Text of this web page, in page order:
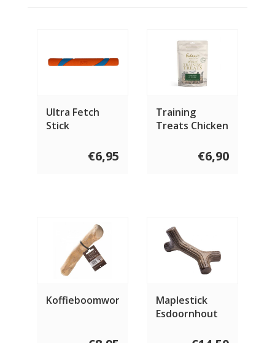
Ultra Fetch
Stick
€6,95
Training
Treats Chicken
€6,90
Koffieboomwortel
Maplestick
Esdoornhout